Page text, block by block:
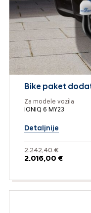
Bike paket
Za modele vozila
IONIQ 6 MY23
Detaljnije
2.242,40 €
2.016,00 €